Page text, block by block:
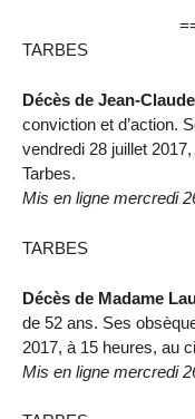
TARBES
Décès de Jean-
conviction et d’action.
vendredi 28 juillet
Tarbes.
Mis en ligne mercredi
TARBES
Décès de Madame
de 52 ans. Ses
2017, à 15 heures, au
Mis en ligne mercredi